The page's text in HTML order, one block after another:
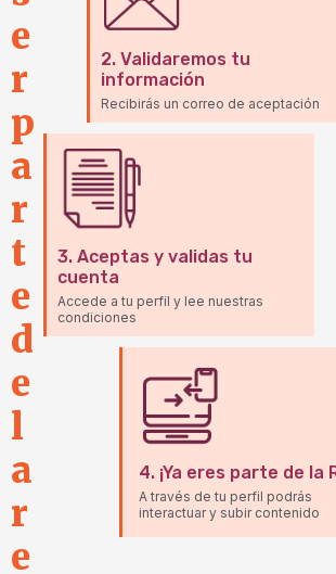
e
r
p
a
r
t
e
d
e
l
a
r
e
2. Validaremos tu
información
Recibirás un correo de aceptación
3. Aceptas y validas tu
cuenta
Accede a tu perfil y lee nuestras
condiciones
4. ¡Ya eres parte de la
A través de tu perfil podrás
interactuar y subir contenido